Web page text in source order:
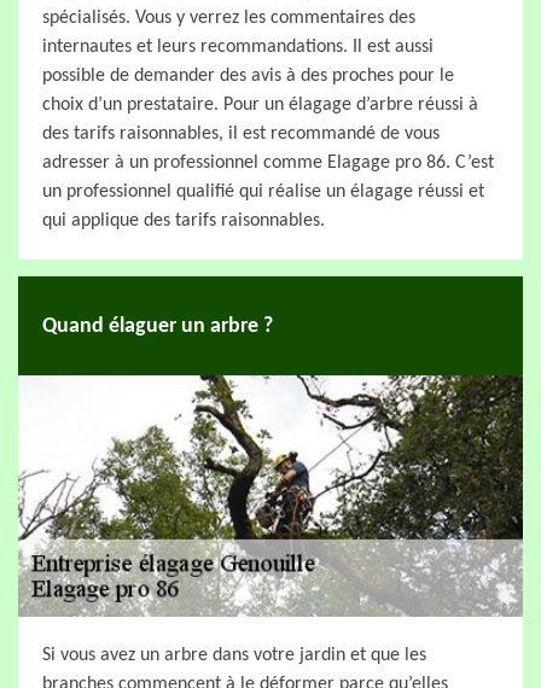
spécialisés. Vous y verrez les commentaires des
internautes et leurs recommandations. Il est aussi
possible de demander des avis à des proches pour le
choix d’un prestataire. Pour un élagage d’arbre réussi à
des tarifs raisonnables, il est recommandé de vous
adresser à un professionnel comme Elagage pro 86. C’est
un professionnel qualifié qui réalise un élagage réussi et
qui applique des tarifs raisonnables.
Quand élaguer un arbre ?
Si vous avez un arbre dans votre jardin et que les